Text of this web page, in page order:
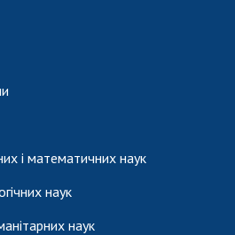
і математичних наук
наук
наук